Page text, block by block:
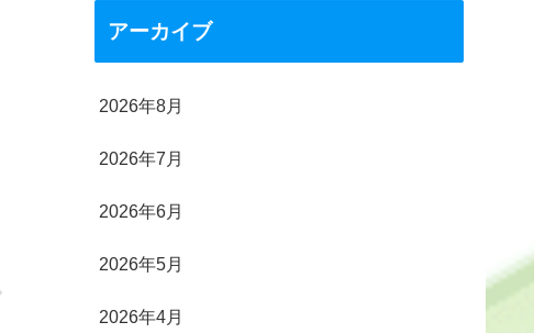
アーカイブ
2026年8月
2026年7月
2026年6月
2026年5月
2026年4月